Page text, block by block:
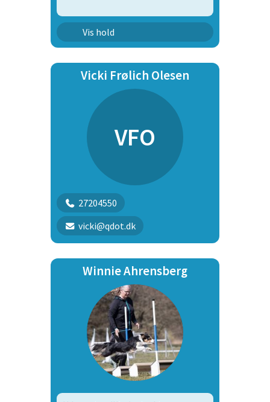
Vis hold
Agility Hold Letøvet
Vicki Frølich Olesen
VFO
27204550
vicki@qdot.dk
Winnie Ahrensberg